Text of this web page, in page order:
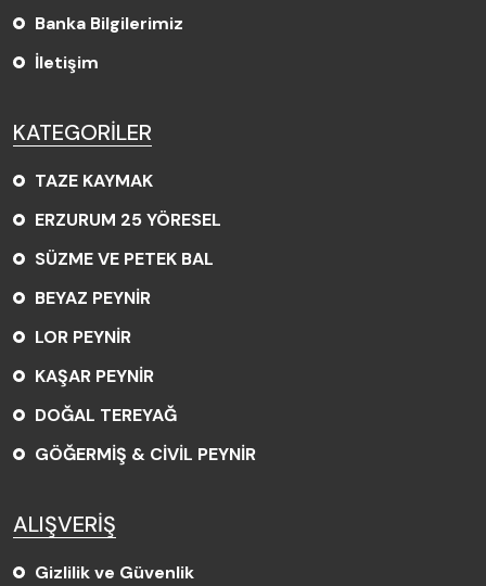
Banka Bilgilerimiz
İletişim
KATEGORİLER
TAZE KAYMAK
ERZURUM 25 YÖRESEL
SÜZME VE PETEK BAL
BEYAZ PEYNİR
LOR PEYNİR
KAŞAR PEYNİR
DOĞAL TEREYAĞ
GÖĞERMİŞ & CİVİL PEYNİR
ALIŞVERİŞ
Gizlilik ve Güvenlik